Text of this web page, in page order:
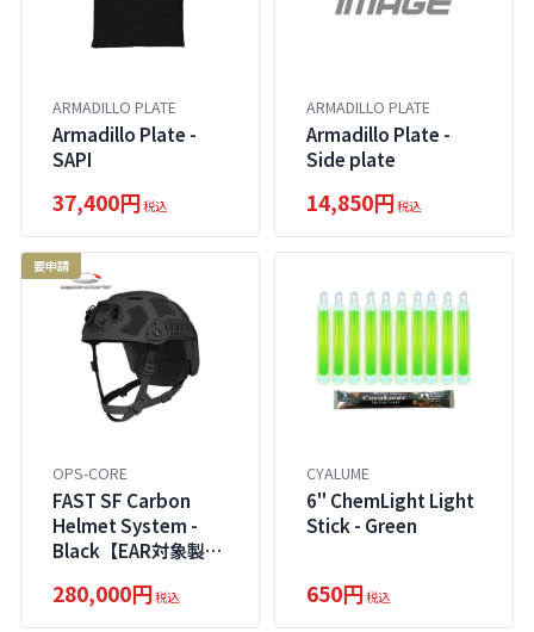
ARMADILLO PLATE
Armadillo Plate -
SAPI
37,400円税込
ARMADILLO PLATE
Armadillo Plate -
Side plate
14,850円税込
要申請
OPS-CORE
FAST SF Carbon
Helmet System -
Black【EAR対象製
280,000円税込
CYALUME
6" ChemLight Light
Stick - Green
650円税込